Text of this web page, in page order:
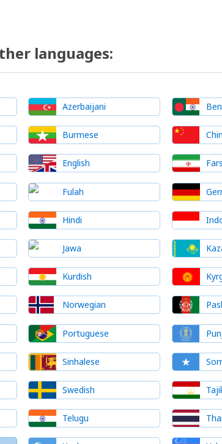
languages:
Azerbaijani
Burmese
English
Fulah
Hindi
Jawa
Kurdish
Norwegian
Portuguese
Sinhalese
Swedish
Telugu Thai